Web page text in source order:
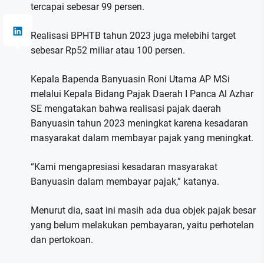
tercapai sebesar 99 persen.
Realisasi BPHTB tahun 2023 juga melebihi target
sebesar Rp52 miliar atau 100 persen.
Kepala Bapenda Banyuasin Roni Utama AP MSi
melalui Kepala Bidang Pajak Daerah I Panca Al Azhar
SE mengatakan bahwa realisasi pajak daerah
Banyuasin tahun 2023 meningkat karena kesadaran
masyarakat dalam membayar pajak yang meningkat.
“Kami mengapresiasi kesadaran masyarakat
Banyuasin dalam membayar pajak,” katanya.
Menurut dia, saat ini masih ada dua objek pajak besar
yang belum melakukan pembayaran, yaitu perhotelan
dan pertokoan.